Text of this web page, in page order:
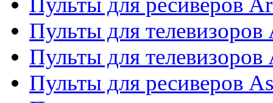
Пульты для
Пульты для телевизоров
Пульты для ресиверов